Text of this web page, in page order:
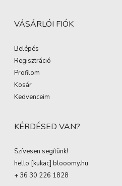
VÁSÁRLÓI FIÓK
Belépés
Regisztráció
Profilom
Kosár
Kedvenceim
KÉRDÉSED VAN?
Szívesen segítünk!
hello [kukac] blooomy.hu
+ 36 30 226 1828